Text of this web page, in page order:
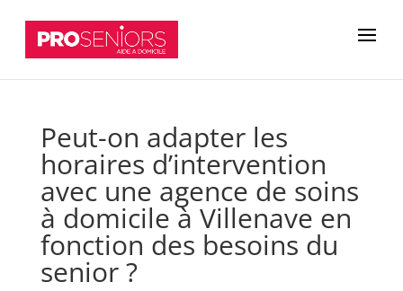
Peut-on adapter les
horaires d’intervention
avec une agence de soins
à domicile à Villenave en
fonction des besoins du
senior ?